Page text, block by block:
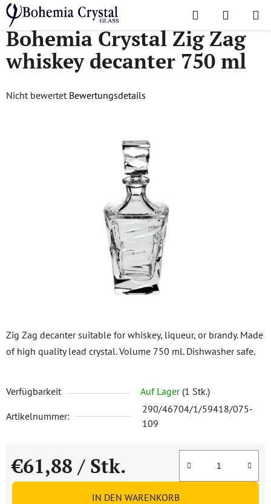
Zum
Inhalt
springen
Suchen
Startseite
/ Karaffen Bohemia Crystal Zig Zag whiskey decanter 750 ml
Zig Zag decanter suitable for whiskey, liqueur, or brandy. Made
of high quality lead crystal. Volume 750 ml. Dishwasher safe.
Verfügbarkeit Auf Lager (1 Stk.)
Artikelnummer:
290/46704/1/59418/075-
109
€61,88 / Stk.
Verkaufspreis:
IN DEN WARENKORB
Bohemia Crystal Zig Zag
whiskey decanter 750 ml
Die
Nicht bewertet Bewertungsdetails